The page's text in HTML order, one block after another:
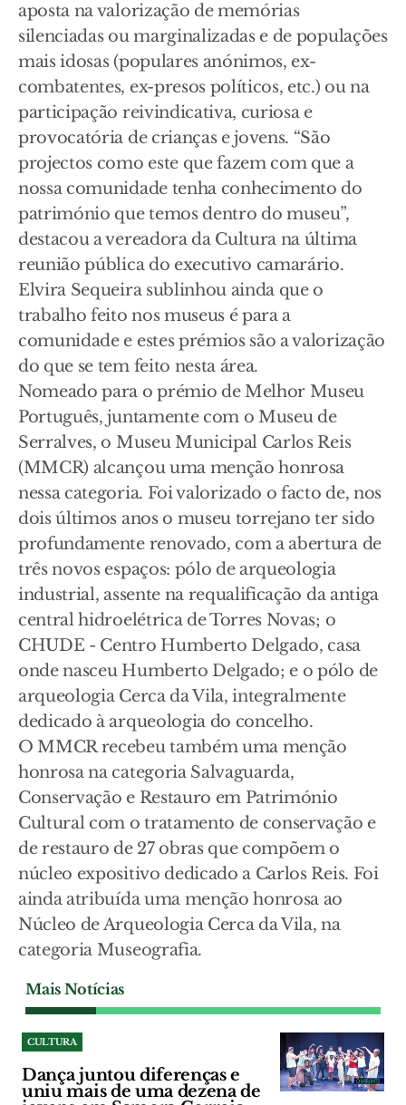
aposta na valorização de memórias
silenciadas ou marginalizadas e de populações
mais idosas (populares anónimos, ex-
combatentes, ex-presos políticos, etc.) ou na
participação reivindicativa, curiosa e
provocatória de crianças e jovens. “São
projectos como este que fazem com que a
nossa comunidade tenha conhecimento do
património que temos dentro do museu”,
destacou a vereadora da Cultura na última
reunião pública do executivo camarário.
Elvira Sequeira sublinhou ainda que o
trabalho feito nos museus é para a
comunidade e estes prémios são a valorização
do que se tem feito nesta área.
Nomeado para o prémio de Melhor Museu
Português, juntamente com o Museu de
Serralves, o Museu Municipal Carlos Reis
(MMCR) alcançou uma menção honrosa
nessa categoria. Foi valorizado o facto de, nos
dois últimos anos o museu torrejano ter sido
profundamente renovado, com a abertura de
três novos espaços: pólo de arqueologia
industrial, assente na requalificação da antiga
central hidroelétrica de Torres Novas; o
CHUDE - Centro Humberto Delgado, casa
onde nasceu Humberto Delgado; e o pólo de
arqueologia Cerca da Vila, integralmente
dedicado à arqueologia do concelho.
O MMCR recebeu também uma menção
honrosa na categoria Salvaguarda,
Conservação e Restauro em Património
Cultural com o tratamento de conservação e
de restauro de 27 obras que compõem o
núcleo expositivo dedicado a Carlos Reis. Foi
ainda atribuída uma menção honrosa ao
Núcleo de Arqueologia Cerca da Vila, na
categoria Museografia.
Mais Notícias
CULTURA
Dança juntou diferenças e
uniu mais de uma dezena de